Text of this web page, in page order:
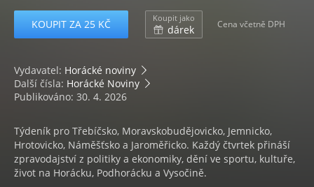
KOUPIT ZA 25 KČ Koupit jako
dárek Cena včetně DPH
Vydavatel: Horácké noviny
Další čísla: Horácké Noviny
Publikováno: 30. 4. 2026
Týdeník pro Třebíčsko, Moravskobudějovicko, Jemnicko,
Hrotovicko, Náměšťsko a Jaroměřicko. Každý čtvrtek přináší
zpravodajství z politiky a ekonomiky, dění ve sportu, kultuře,
život na Horácku, Podhorácku a Vysočině.